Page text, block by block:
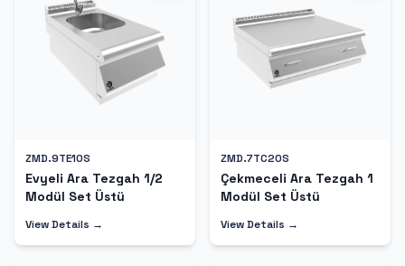
ZMD.9TE10S
Evyeli Ara Tezgah 1/2
Modül Set Üstü
View Details →
ZMD.7TC20S
Çekmeceli Ara Tezgah 1
Modül Set Üstü
View Details →